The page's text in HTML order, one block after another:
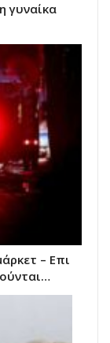
γυναίκα
– Επι